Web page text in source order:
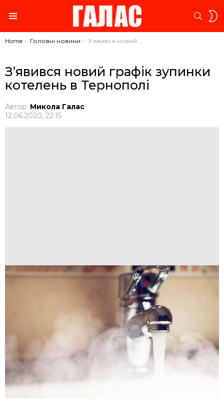
You are here:
Home Головні новини З’явився новий графік зупинки котелень в Тернополі
З’явився новий графік зупинки
котелень в Тернополі
Автор: Микола Галас
12.06.2020, 22:15